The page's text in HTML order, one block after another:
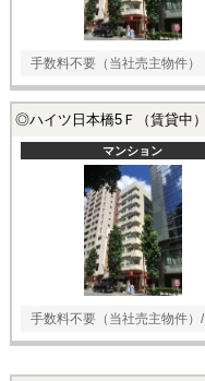
手数料不要（当社売主物件）
◎ハイツ日本橋5Ｆ（賃貸中）
マンション
手数料不要（当社売主物件）